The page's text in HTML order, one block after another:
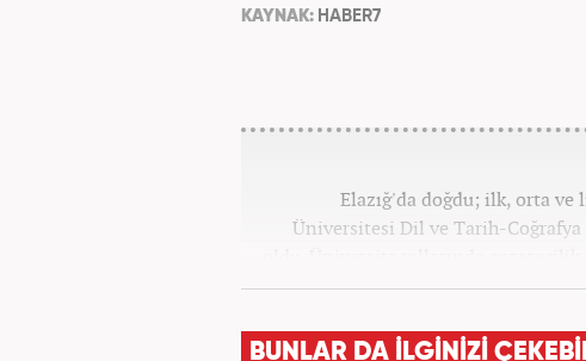
KAYNAK: HABER7
Elazığ'da doğdu; ilk, orta
Üniversitesi Dil ve Tarih-
oldu. Üniversite yıllarında
olarak Kanal 7'de başladı;
BUNLAR DA İLGİNİZİ